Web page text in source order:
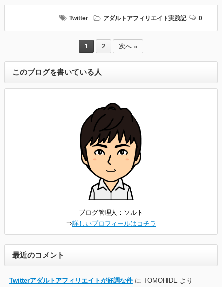
Twitter アダルトアフィリエイト実践記 0
1 2 次へ »
このブログを書いている人
ブログ管理人：ソルト
⇒詳しいプロフィールはコチラ
最近のコメント
Twitterアダルトアフィリエイトが好調な件に TOMOHIDE より